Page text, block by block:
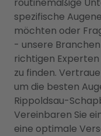
spezifische
möchten oder
- unsere
richtigen
zu finden.
um die besten
Rippoldsau-
Vereinbaren Sie
eine optimale